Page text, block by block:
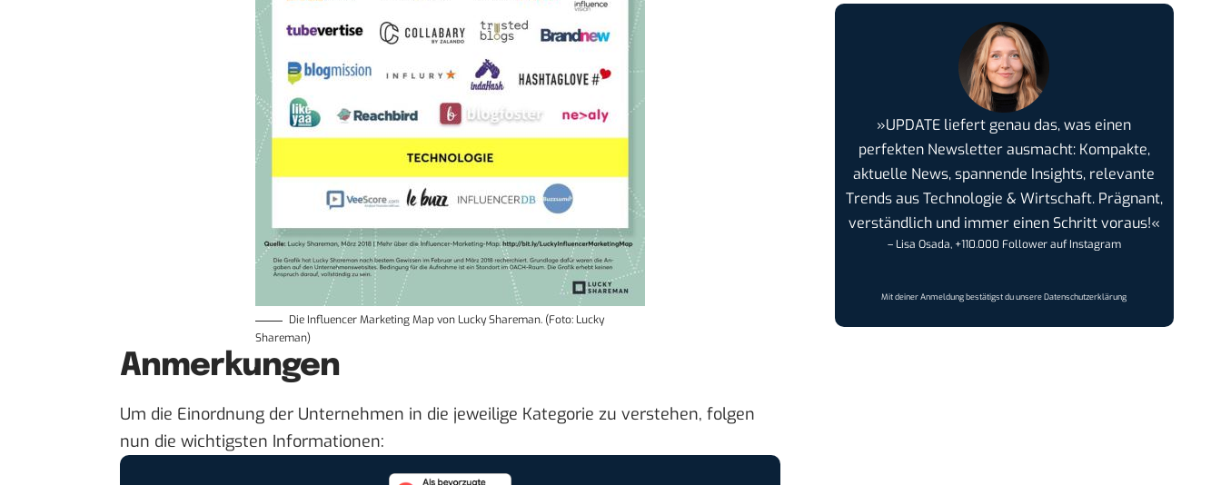
Die Influencer Marketing Map von Lucky Shareman. (Foto: Lucky
Shareman)
Anmerkungen
Um die Einordnung der Unternehmen in die jeweilige Kategorie zu verstehen, folgen
nun die wichtigsten Informationen:
»UPDATE liefert genau das, was einen
perfekten Newsletter ausmacht: Kompakte,
aktuelle News, spannende Insights, relevante
Trends aus Technologie & Wirtschaft. Prägnant,
verständlich und immer einen Schritt voraus!«
– Lisa Osada, +110.000 Follower auf Instagram
Mit deiner Anmeldung bestätigst du unsereDatenschutzerklärung